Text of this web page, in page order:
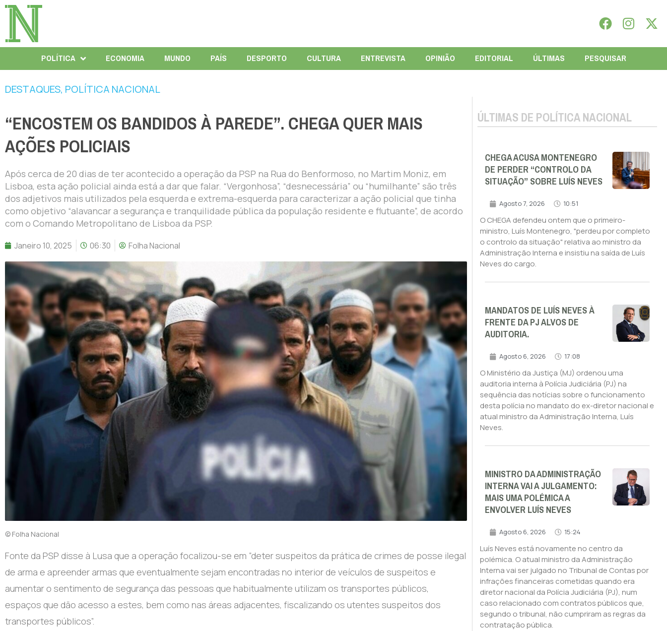
POLÍTICA ECONOMIA MUNDO PAÍS DESPORTO CULTURA ENTREVISTA OPINIÃO EDITORIAL ÚLTIMAS PESQUISAR
DESTAQUES, POLÍTICA NACIONAL
“ENCOSTEM OS BANDIDOS À PAREDE”. CHEGA QUER MAIS
AÇÕES POLICIAIS
Após cerca de 20 dias de ter acontecido a operação da PSP na Rua do Benformoso, no Martim Moniz, em
Lisboa, esta ação policial ainda está a dar que falar. “Vergonhosa”, “desnecessária” ou “humilhante” são três
dos adjetivos mais utilizados pela esquerda e extrema-esquerda para caracterizar a ação policial que tinha
como objetivo “alavancar a segurança e tranquilidade pública da população residente e flutuante”, de acordo
com o Comando Metropolitano de Lisboa da PSP.
Janeiro 10, 2025 06:30 Folha Nacional
© Folha Nacional
Fonte da PSP disse à Lusa que a operação focalizou-se em “deter suspeitos da prática de crimes de posse ilegal
de arma e apreender armas que eventualmente sejam encontradas no interior de veículos de suspeitos e
aumentar o sentimento de segurança das pessoas que habitualmente utilizam os transportes públicos,
espaços que dão acesso a estes, bem como nas áreas adjacentes, fiscalizando os utentes suspeitos dos
transportes públicos”.
ÚLTIMAS DE POLÍTICA NACIONAL
CHEGA ACUSA MONTENEGRO
DE PERDER “CONTROLO DA
SITUAÇÃO” SOBRE LUÍS NEVES
Agosto 7, 2026 10:51
O CHEGA defendeu ontem que o primeiro-
ministro, Luís Montenegro, "perdeu por completo
o controlo da situação" relativa ao ministro da
Administração Interna e insistiu na saída de Luís
Neves do cargo.
MANDATOS DE LUÍS NEVES À
FRENTE DA PJ ALVOS DE
AUDITORIA.
Agosto 6, 2026 17:08
O Ministério da Justiça (MJ) ordenou uma
auditoria interna à Polícia Judiciária (PJ) na
sequência das notícias sobre o funcionamento
desta polícia no mandato do ex-diretor nacional e
atual ministro da Administração Interna, Luís
Neves.
MINISTRO DA ADMINISTRAÇÃO
INTERNA VAI A JULGAMENTO:
MAIS UMA POLÉMICA A
ENVOLVER LUÍS NEVES
Agosto 6, 2026 15:24
Luís Neves está novamente no centro da
polémica. O atual ministro da Administração
Interna vai ser julgado no Tribunal de Contas por
infrações financeiras cometidas quando era
diretor nacional da Polícia Judiciária (PJ), num
caso relacionado com contratos públicos que,
segundo o tribunal, não cumpriram as regras da
contratação pública.